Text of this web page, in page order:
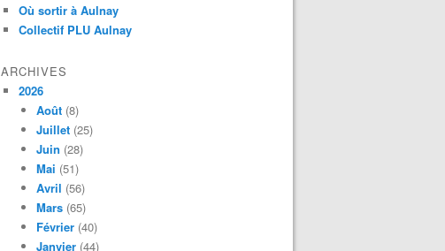
Où sortir à Aulnay
Collectif PLU Aulnay
ARCHIVES
2026
Août (8)
Juillet (25)
Juin (28)
Mai (51)
Avril (56)
Mars (65)
Février (40)
Janvier (44)